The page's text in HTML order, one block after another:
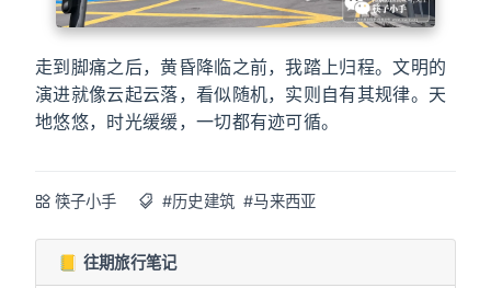
走到脚痛之后，黄昏降临之前，我踏上归程。文明的
演进就像云起云落，看似随机，实则自有其规律。天
地悠悠，时光缓缓，一切都有迹可循。
筷子小手 #历史建筑 #马来西亚
📒 往期旅行笔记